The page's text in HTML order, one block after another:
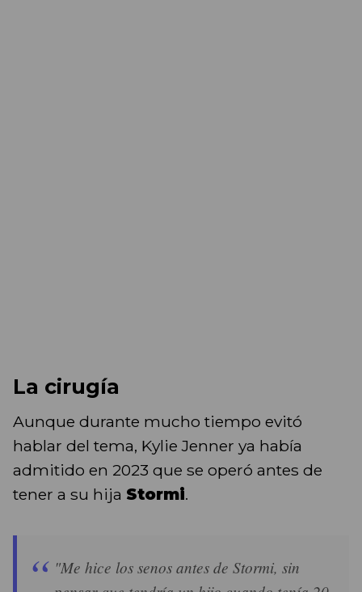
La cirugía
Aunque durante mucho tiempo evitó
hablar del tema, Kylie Jenner ya había
admitido en 2023 que se operó antes de
tener a su hija Stormi.
"Me hice los senos antes de Stormi, sin